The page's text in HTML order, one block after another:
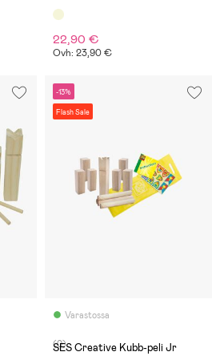
22,90 €
Ovh: 23,90 €
-13%
Flash Sale
Varastossa
(0)
SES Creative Kubb-peli Jr